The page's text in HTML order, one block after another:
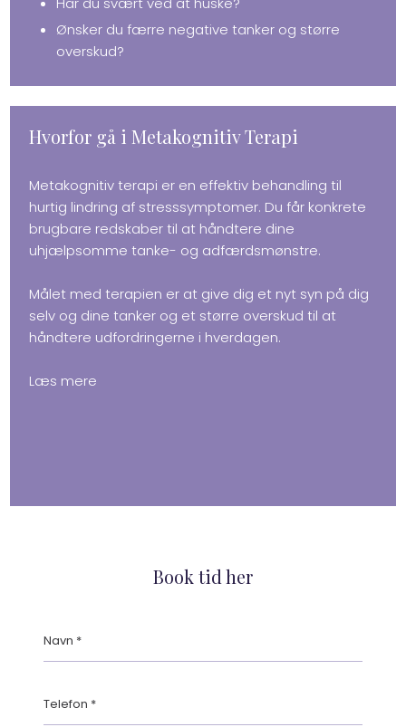
Ønsker du færre negative tanker og større
overskud?​
Hvorfor gå i Metakognitiv Terapi
Metakognitiv terapi er en effektiv behandling til
hurtig lindring af stresssymptomer. Du får konkrete
brugbare redskaber til at håndtere dine
uhjælpsomme tanke- og adfærdsmønstre.
Målet med terapien er at give dig et nyt syn på dig
selv og dine tanker og et større overskud til at
håndtere udfordringerne i hverdagen.
Læs mere​
Book tid her